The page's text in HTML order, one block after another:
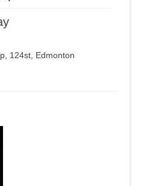
124st, Edmonton